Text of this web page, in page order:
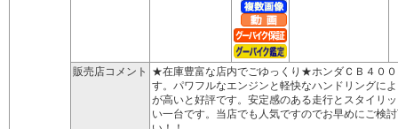
販売店コメント
★在庫豊富な店内でごゆっくり★ホンダＣＢ４０
す。パワフルなエンジンと軽快なハンドリングに
が高いと好評です。安定感のある走行とスタイリ
い一台です。当店でも人気ですのでお早めにご検